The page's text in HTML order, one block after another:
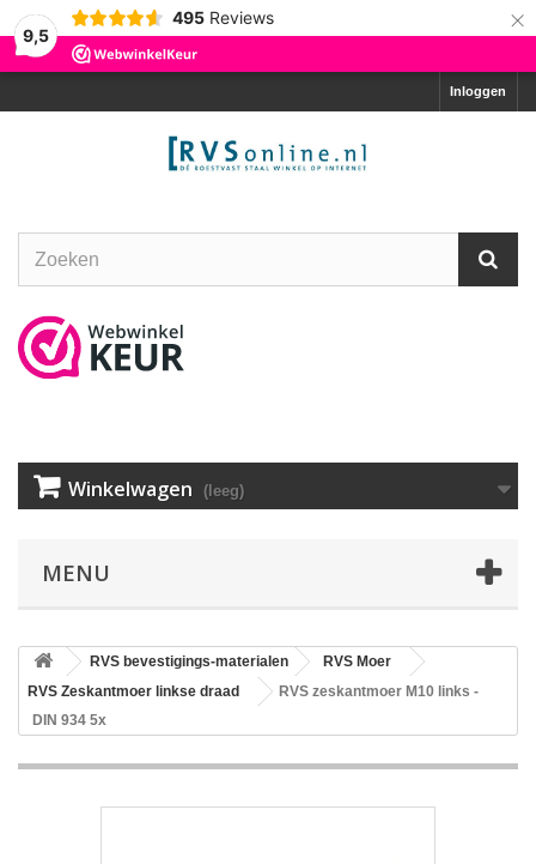
9,5
495 Reviews ×
Inloggen
Winkelwagen (leeg)
MENU
RVS bevestigings-materialen
RVS Moer
RVS Zeskantmoer linkse draad
RVS zeskantmoer M10 links -
DIN 934 5x